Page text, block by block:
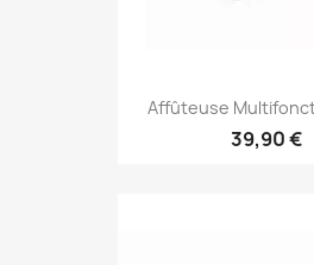
Affûteuse
39,90 €